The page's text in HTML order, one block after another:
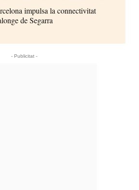
impulsa la connectivitat
de Segarra
- Publicitat -